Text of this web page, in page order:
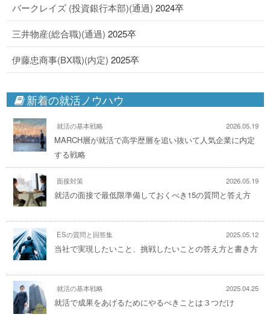
バークレイズ (投資銀行本部)(通過) 2024卒
三井物産(総合職)(通過) 2025卒
伊藤忠商事(BX職)(内定) 2025卒
新着の就活ノウハウ
就活の基本戦略 2026.05.19
MARCH層が就活で高学歴層を追い抜いて人気企業に内定
する戦略
面接対策 2026.05.19
就活の面接で最低限準備しておくべき15の質問と答え方
ESの質問と回答集 2025.05.12
当社で実現したいこと、挑戦したいことの答え方と書き方
就活の基本戦略 2025.04.25
就活で成果をあげるためにやるべきことは３つだけ